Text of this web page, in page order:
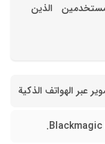
الذين
عبر الهواتف الذكية
Blackmagic